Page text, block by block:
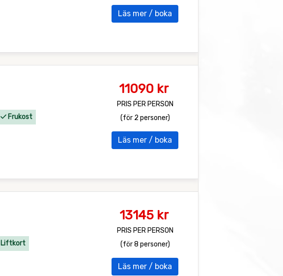
Läs mer / boka
Frukost
11090 kr
PRIS PER PERSON
(för 2 personer)
Läs mer / boka
Liftkort
13145 kr
PRIS PER PERSON
(för 8 personer)
Läs mer / boka